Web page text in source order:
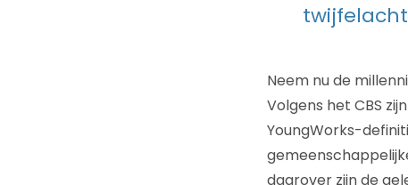
Neem nu de
Volgens het CBS
YoungWorks-
daarover zijn de